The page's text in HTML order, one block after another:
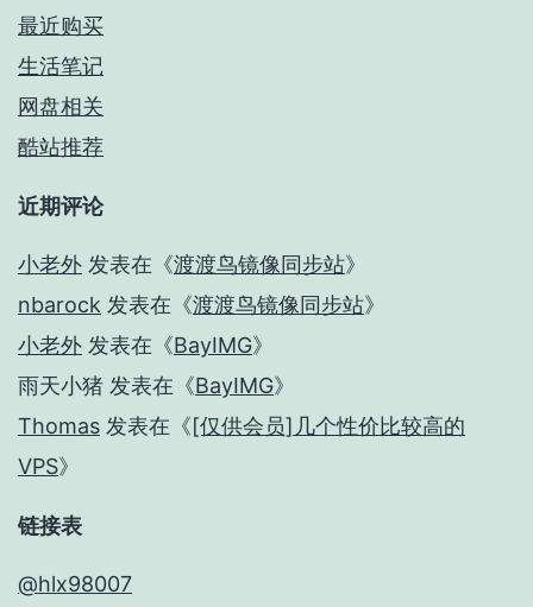
最近购买
生活笔记
网盘相关
酷站推荐
近期评论
小老外 发表在《渡渡鸟镜像同步站》
nbarock 发表在《渡渡鸟镜像同步站》
小老外 发表在《BayIMG》
雨天小猪 发表在《BayIMG》
Thomas 发表在《[仅供会员]几个性价比较高的
VPS》
链接表
@hlx98007